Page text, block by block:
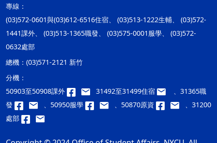
專線：
(03)572-0601與(03)612-6516住宿、 (03)513-1222生輔、 (03)572-
1441課外、 (03)513-1365職發、 (03)575-0001服學、 (03)572-
0632處部
總機： (03)571-2121 新竹
分機：
50903至50908課外
31492至31499住宿
、31365職
發
、50950服學 、50870原資
、31200
處部